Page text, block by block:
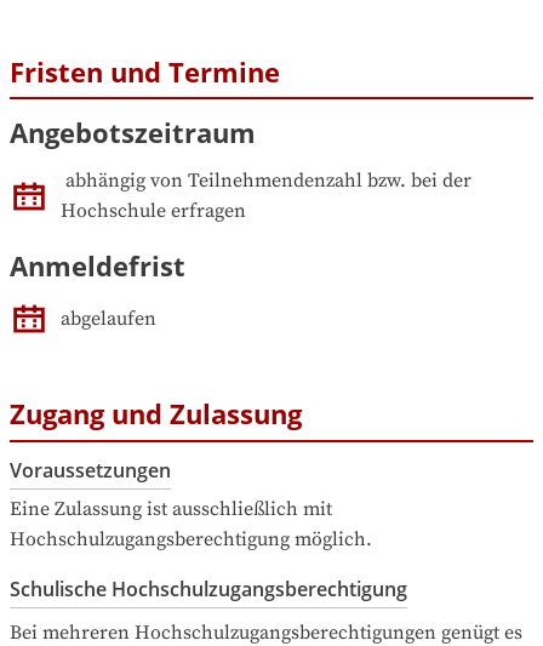
Fristen und Termine
Angebotszeitraum
abhängig von Teilnehmendenzahl bzw. bei der
Hochschule erfragen
Anmeldefrist
abgelaufen
Zugang und Zulassung
Voraussetzungen
Eine Zulassung ist ausschließlich mit
Hochschulzugangsberechtigung möglich.
Schulische Hochschulzugangsberechtigung
Bei mehreren Hochschulzugangsberechtigungen genügt es